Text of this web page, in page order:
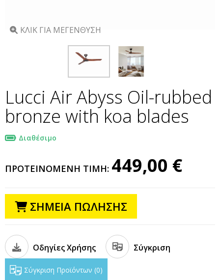
ΚΛΙΚ ΓΙΑ ΜΕΓΕΝΘΥΣΗ
Lucci Air Abyss Oil-rubbed
bronze with koa blades
Διαθέσιμο
ΠΡΟΤΕΙΝΟΜΕΝΗ ΤΙΜΗ: 449,00 €
ΣΗΜΕΙΑ ΠΩΛΗΣΗΣ
Οδηγίες Χρήσης Σύγκριση
Σύγκριση Προϊόντων 0